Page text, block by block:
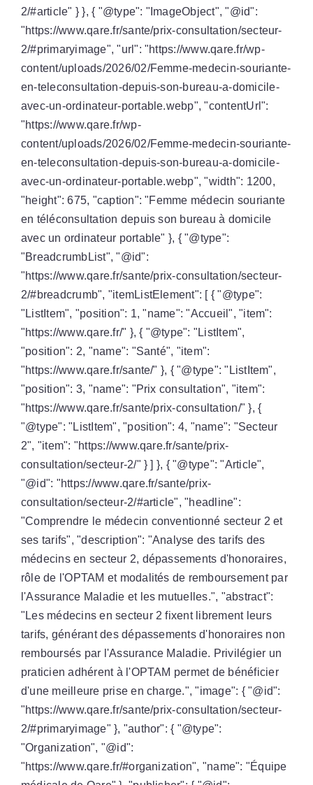
2/#article" } }, { "@type": "ImageObject", "@id":
"https://www.qare.fr/sante/prix-consultation/secteur-
2/#primaryimage", "url": "https://www.qare.fr/wp-
content/uploads/2026/02/Femme-medecin-souriante-
en-teleconsultation-depuis-son-bureau-a-domicile-
avec-un-ordinateur-portable.webp", "contentUrl":
"https://www.qare.fr/wp-
content/uploads/2026/02/Femme-medecin-souriante-
en-teleconsultation-depuis-son-bureau-a-domicile-
avec-un-ordinateur-portable.webp", "width": 1200,
"height": 675, "caption": "Femme médecin souriante
en téléconsultation depuis son bureau à domicile
avec un ordinateur portable" }, { "@type":
"BreadcrumbList", "@id":
"https://www.qare.fr/sante/prix-consultation/secteur-
2/#breadcrumb", "itemListElement": [ { "@type":
"ListItem", "position": 1, "name": "Accueil", "item":
"https://www.qare.fr/" }, { "@type": "ListItem",
"position": 2, "name": "Santé", "item":
"https://www.qare.fr/sante/" }, { "@type": "ListItem",
"position": 3, "name": "Prix consultation", "item":
"https://www.qare.fr/sante/prix-consultation/" }, {
"@type": "ListItem", "position": 4, "name": "Secteur
2", "item": "https://www.qare.fr/sante/prix-
consultation/secteur-2/" } ] }, { "@type": "Article",
"@id": "https://www.qare.fr/sante/prix-
consultation/secteur-2/#article", "headline":
"Comprendre le médecin conventionné secteur 2 et
ses tarifs", "description": "Analyse des tarifs des
médecins en secteur 2, dépassements d'honoraires,
rôle de l'OPTAM et modalités de remboursement par
l'Assurance Maladie et les mutuelles.", "abstract":
"Les médecins en secteur 2 fixent librement leurs
tarifs, générant des dépassements d'honoraires non
remboursés par l'Assurance Maladie. Privilégier un
praticien adhérent à l'OPTAM permet de bénéficier
d'une meilleure prise en charge.", "image": { "@id":
"https://www.qare.fr/sante/prix-consultation/secteur-
2/#primaryimage" }, "author": { "@type":
"Organization", "@id":
"https://www.qare.fr/#organization", "name": "Équipe